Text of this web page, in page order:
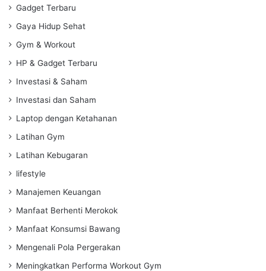
Gadget Terbaru
Gaya Hidup Sehat
Gym & Workout
HP & Gadget Terbaru
Investasi & Saham
Investasi dan Saham
Laptop dengan Ketahanan
Latihan Gym
Latihan Kebugaran
lifestyle
Manajemen Keuangan
Manfaat Berhenti Merokok
Manfaat Konsumsi Bawang
Mengenali Pola Pergerakan
Meningkatkan Performa Workout Gym